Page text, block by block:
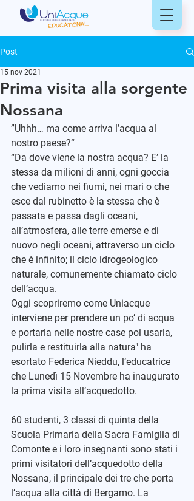
Post
Prima visita alla sorgente
Nossana
15 nov 2021
”Uhhh… ma come arriva l’acqua al
nostro paese?“
“Da dove viene la nostra acqua? E’ la
stessa da milioni di anni, ogni goccia
che vediamo nei fiumi, nei mari o che
esce dal rubinetto è la stessa che è
passata e passa dagli oceani,
all’atmosfera, alle terre emerse e di
nuovo negli oceani, attraverso un ciclo
che è infinito; il ciclo idrogeologico
naturale, comunemente chiamato ciclo
dell’acqua.
Oggi scopriremo come Uniacque
interviene per prendere un po’ di acqua
e portarla nelle nostre case poi usarla,
pulirla e restituirla alla natura" ha
esortato Federica Nieddu, l’educatrice
che Lunedì 15 Novembre ha inaugurato
la prima visita all’acquedotto.
60 studenti, 3 classi di quinta della
Scuola Primaria della Sacra Famiglia di
Comonte e i loro insegnanti sono stati i
primi visitatori dell’acquedotto della
Nossana, il principale dei tre che porta
l’acqua alla città di Bergamo. La